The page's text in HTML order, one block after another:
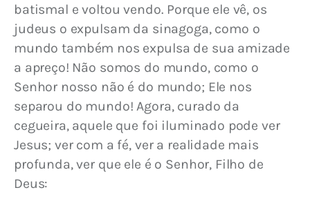
batismal e voltou vendo. Porque ele vê, os
judeus o expulsam da sinagoga, como o
mundo também nos expulsa de sua amizade
a apreço! Não somos do mundo, como o
Senhor nosso não é do mundo; Ele nos
separou do mundo! Agora, curado da
cegueira, aquele que foi iluminado pode ver
Jesus; ver com a fé, ver a realidade mais
profunda, ver que ele é o Senhor, Filho de
Deus: